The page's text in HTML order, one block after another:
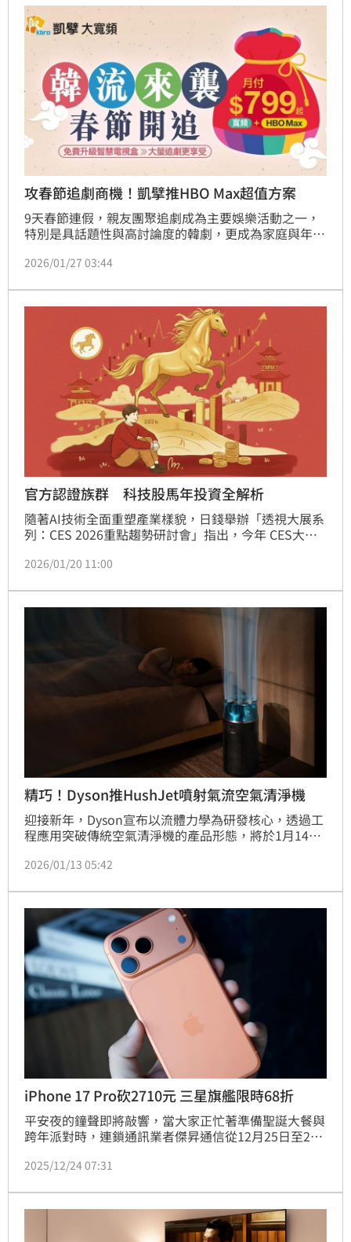
攻春節追劇商機！凱擘推HBO Max超值方案
9天春節連假，親友團聚追劇成為主要娛樂活動之一，
特別是具話題性與高討論度的韓劇，更成為家庭與年輕
集結多部獨家與話題韓劇強勢上線，凱擘大寬頻順勢推
速上網與豐富影音內容，打造宅家追劇新日常。
2026/01/27 03:44
官方認證族群 科技股馬年投資全解析
隨著AI技術全面重塑產業樣貌，日錢舉辦「透視大展系
列：CES 2026重點趨勢研討會」指出，今年 CES大會
的關鍵角色，也呼應當前產業的重要轉折
透，正成為推動產業前行的核心動能。
2026/01/20 11:00
精巧！Dyson推HushJet噴射氣流空氣清淨機
迎接新年，Dyson宣布以流體力學為研發核心，透過工
程應用突破傳統空氣清淨機的產品形態，將於1月14日
HJ10。
2026/01/13 05:42
iPhone 17 Pro砍2710元 三星旗艦限時68折
平安夜的鐘聲即將敲響，當大家正忙著準備聖誕大餐與
跨年派對時，連鎖通訊業者傑昇通信從12月25日至28
iPhone旗艦新機到萬元有找的高CP值手機、平板及耳
2025/12/24 07:31